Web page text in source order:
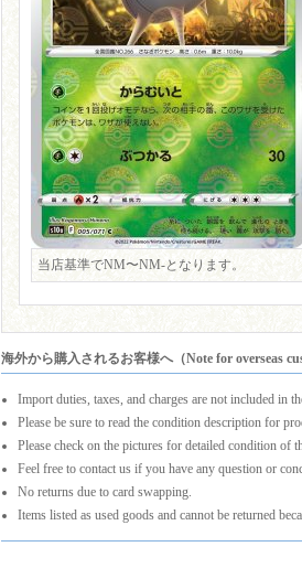
当店基準でNM〜NM-となります。
海外から購入されるお客様へ（Note for overseas
Import duties, taxes, and charges are not included in
Please be sure to read the condition description for
Please check on the pictures for detailed condition of
Feel free to contact us if you have any question or
No returns due to card swapping.
Items listed as used goods and cannot be returned